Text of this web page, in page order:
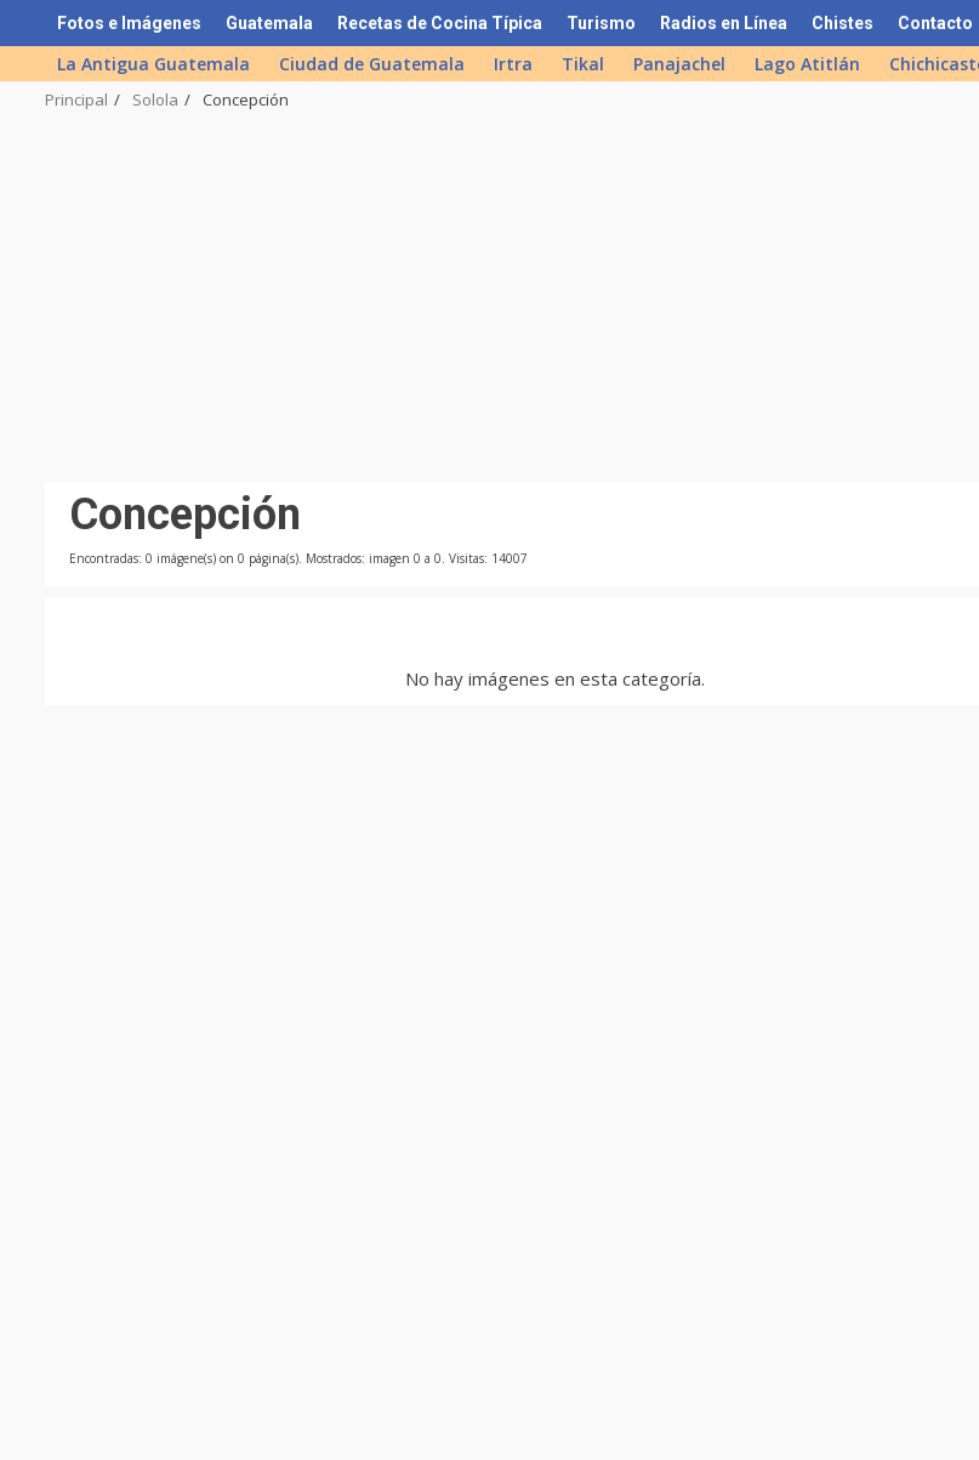
to
content
Fotos e Imágenes Guatemala Recetas de Cocina Típica Turismo Radios en Línea Chistes Contacto
La Antigua Guatemala Ciudad de Guatemala Irtra Tikal Panajachel Lago Atitlán
Principal Solola Concepción
Concepción
Encontradas: 0 imágene(s) on 0 página(s). Mostrados: imagen 0 a 0. Visitas: 14007
No hay imágenes en esta categoría.